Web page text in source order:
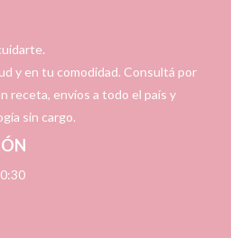
y en tu comodidad. Consultá por
receta, envíos a todo el país y
sin cargo.